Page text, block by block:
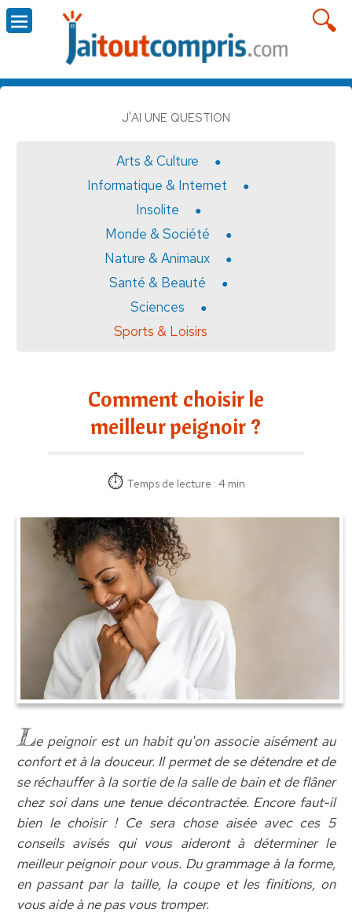
J'AI UNE QUESTION
Arts & Culture
Informatique & Internet
Insolite
Monde & Société
Nature & Animaux
Santé & Beauté
Sciences
Sports & Loisirs
Comment choisir le
meilleur peignoir ?
Temps de lecture : 4 min
Le peignoir est un habit qu'on associe aisément au
confort et à la douceur. Il permet de se détendre et de
se réchauffer à la sortie de la salle de bain et de flâner
chez soi dans une tenue décontractée. Encore faut-il
bien le choisir ! Ce sera chose aisée avec ces 5
conseils avisés qui vous aideront à déterminer le
meilleur peignoir pour vous. Du grammage à la forme,
en passant par la taille, la coupe et les finitions, on
vous aide à ne pas vous tromper.